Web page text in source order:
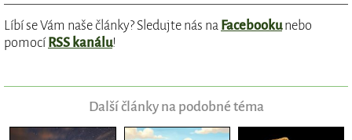
Líbí se Vám naše články? Sledujte nás na Facebookunebo
pomocí RSS kanálu!
Další články na podobné téma